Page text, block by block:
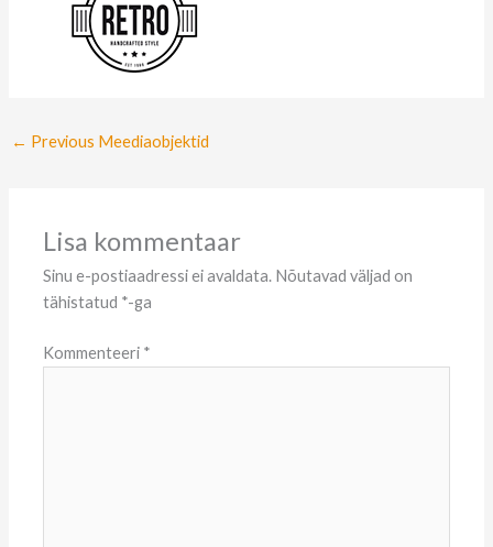
← Previous Meediaobjektid
Lisa kommentaar
Sinu e-postiaadressi ei avaldata. Nõutavad väljad on
tähistatud *-ga
Kommenteeri *